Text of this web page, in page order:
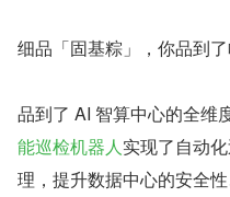
细品「固基粽」，你品到了
品到了 AI 智算中心的全维
能巡检机器人实现了自动
理，提升数据中心的安全